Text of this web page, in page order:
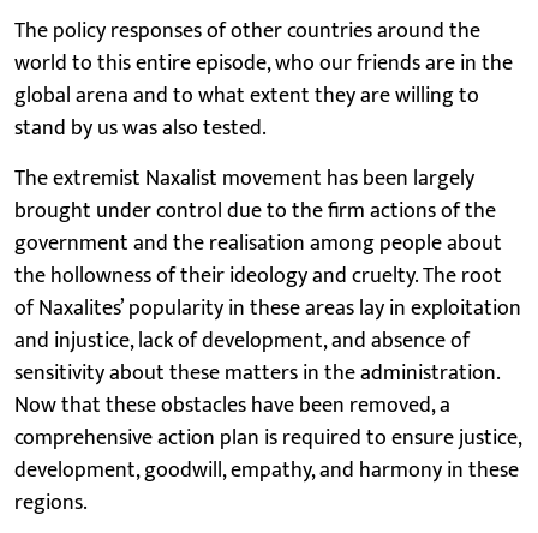
The policy responses of other countries around the
world to this entire episode, who our friends are in the
global arena and to what extent they are willing to
stand by us was also tested.
The extremist Naxalist movement has been largely
brought under control due to the firm actions of the
government and the realisation among people about
the hollowness of their ideology and cruelty. The root
of Naxalites’ popularity in these areas lay in exploitation
and injustice, lack of development, and absence of
sensitivity about these matters in the administration.
Now that these obstacles have been removed, a
comprehensive action plan is required to ensure justice,
development, goodwill, empathy, and harmony in these
regions.